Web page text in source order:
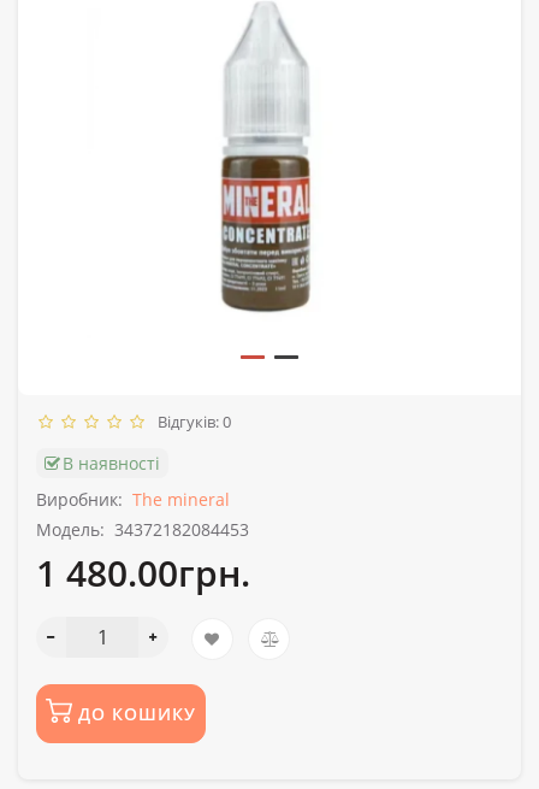
Відгуків: 0
В наявності
Виробник: The mineral
Модель: 34372182084453
1 480.00грн.
ДО КОШИКУ